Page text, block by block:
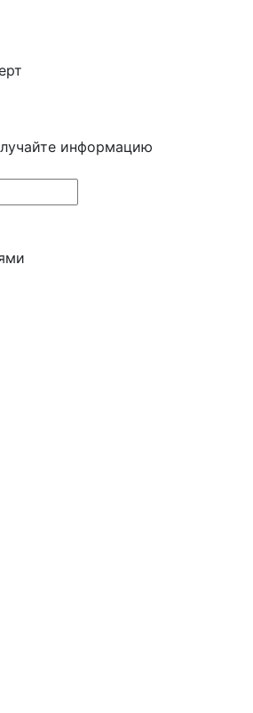
информацию